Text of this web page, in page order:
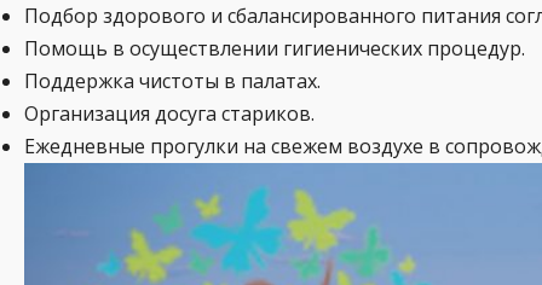
Подбор здорового и сбалансированного питания
Помощь в осуществлении гигиенических процедур.
Поддержка чистоты в палатах.
Организация досуга стариков.
Ежедневные прогулки на свежем воздухе в